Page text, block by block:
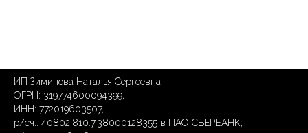
ИП Зиминова Наталья Сергеевна,
ОГРН: 319774600094399,
ИНН: 772019603507,
р/сч.: 40802.810.7.38000128355 в ПАО СБЕРБАНК,